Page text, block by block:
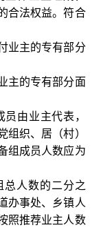
合法权益。符合
业主的专有部分
主的专有部分面
由业主代表，
组织、居（村）
组成员人数应为
总人数的二分之
办事处、乡镇人
照推荐业主人数